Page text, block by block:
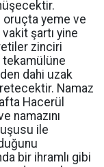
oruçta yeme ve
şartı yine
zinciri
tekamülüne
dahi uzak
Namaz
Hacerül
namazını
ile
bir ihramlı gibi